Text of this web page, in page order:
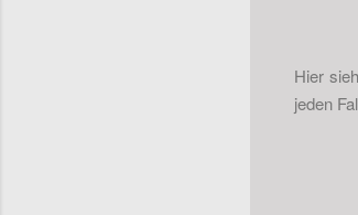
Hier
jeden